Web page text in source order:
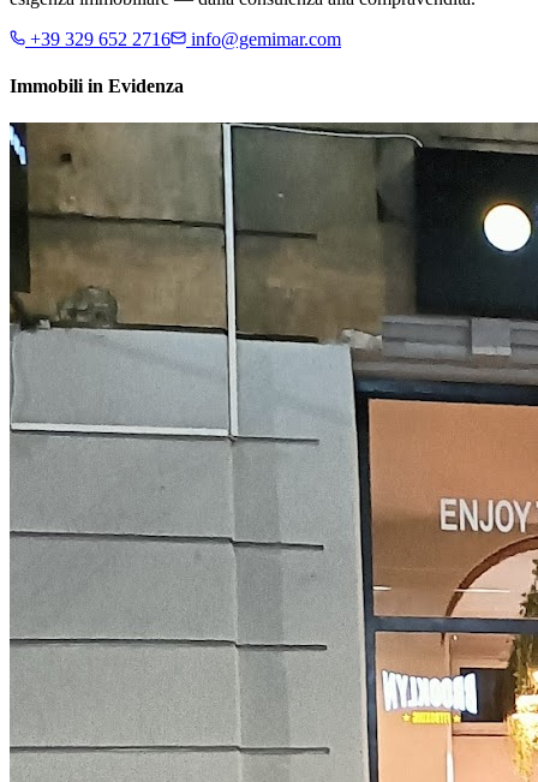
+39 329 652 2716
info@gemimar.com
Immobili in Evidenza